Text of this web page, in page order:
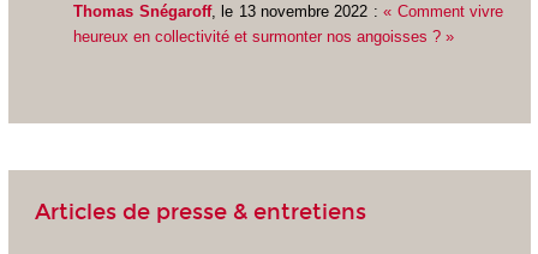
Thomas Snégaroff, le 13 novembre 2022 :« Comment vivre
heureux en collectivité et surmonter nos angoisses ? »
Articles de presse & entretiens